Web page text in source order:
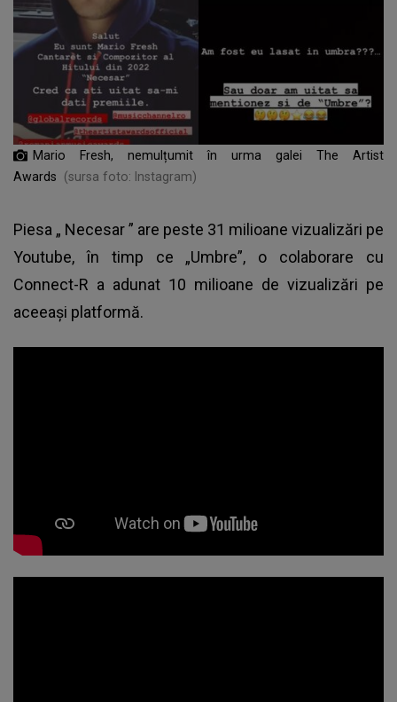
Mario Fresh, nemulțumit în urma galei The Artist
Awards
(sursa foto: Instagram)
Piesa „ Necesar” are peste 31 milioane vizualizări pe
Youtube, în timp ce „Umbre”, o colaborare cu
Connect-R a adunat 10 milioane de vizualizări pe
aceeași platformă.